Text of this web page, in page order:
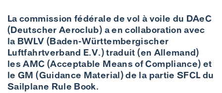
La commission fédérale de vol à voile du DAeC
(Deutscher Aeroclub) a en collaboration avec
la BWLV (Baden-Württembergischer
Luftfahrtverband E.V.) traduit (en Allemand)
les AMC (Acceptable Means of Compliance) et
le GM (Guidance Material) de la partie SFCL du
Sailplane Rule Book.